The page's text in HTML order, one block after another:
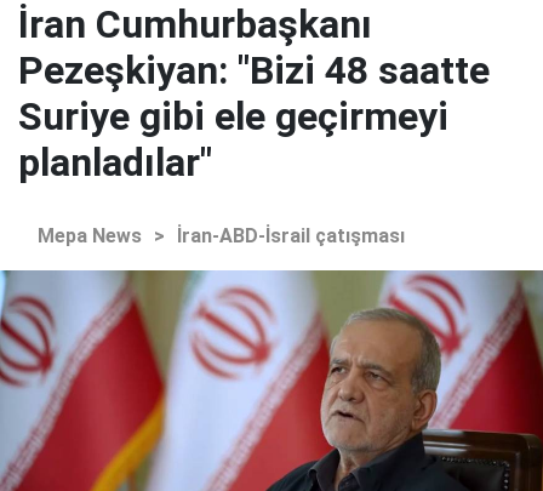
İran Cumhurbaşkanı
Pezeşkiyan: "Bizi 48 saatte
Suriye gibi ele geçirmeyi
planladılar"
Mepa News > İran-ABD-İsrail çatışması